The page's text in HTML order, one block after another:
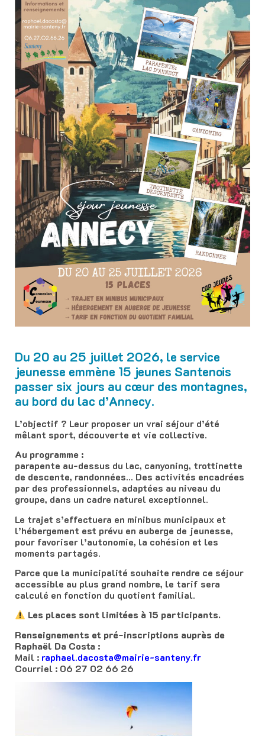
Du 20 au 25 juillet 2026, le service
jeunesse emmène 15 jeunes Santenois
passer six jours au cœur des montagnes,
au bord du lac d’Annecy.
L’objectif ? Leur proposer un vrai séjour d’été
mêlant sport, découverte et vie collective.
Au programme :
parapente au-dessus du lac, canyoning, trottinette
de descente, randonnées… Des activités encadrées
par des professionnels, adaptées au niveau du
groupe, dans un cadre naturel exceptionnel.
Le trajet s’effectuera en minibus municipaux et
l’hébergement est prévu en auberge de jeunesse,
pour favoriser l’autonomie, la cohésion et les
moments partagés.
Parce que la municipalité souhaite rendre ce séjour
accessible au plus grand nombre, le tarif sera
calculé en fonction du quotient familial.
Les places sont limitées à 15 participants.
Renseignements et pré-inscriptions auprès de
Raphaël Da Costa :
Mail : raphael.dacosta@mairie-santeny.fr
Courriel : 06 27 02 66 26